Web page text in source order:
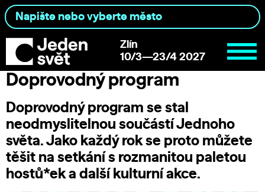
Zlín
10/3—23/4 2027
Doprovodný program
Doprovodný program se stal
neodmyslitelnou součástí Jednoho
světa. Jako každý rok se proto můžete
těšit na setkání s rozmanitou paletou
hostů*ek a další kulturní akce.